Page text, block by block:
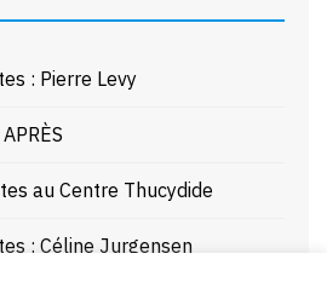
: Pierre Levy
au Centre Thucydide
: Céline Jurgensen